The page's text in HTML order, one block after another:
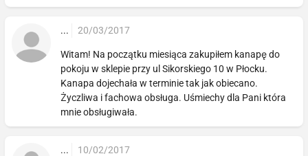
... 20/03/2017
Witam! Na początku miesiąca zakupiłem kanapę do
pokoju w sklepie przy ul Sikorskiego 10 w Płocku.
Kanapa dojechała w terminie tak jak obiecano.
Życzliwa i fachowa obsługa. Uśmiechy dla Pani która
mnie obsługiwała.
... 10/02/2017